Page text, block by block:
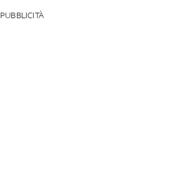
PUBBLICITÀ